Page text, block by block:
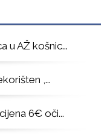
u AŽ košnic...
,...
6€ oči...